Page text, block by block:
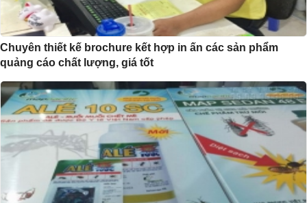
Chuyên thiết kế brochure kết hợp in ấn các sản phẩm
quảng cáo chất lượng, giá tốt